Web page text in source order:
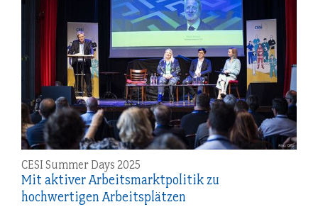
CESI Summer Days 2025
Mit aktiver Arbeitsmarktpolitik zu
hochwertigen Arbeitsplätzen